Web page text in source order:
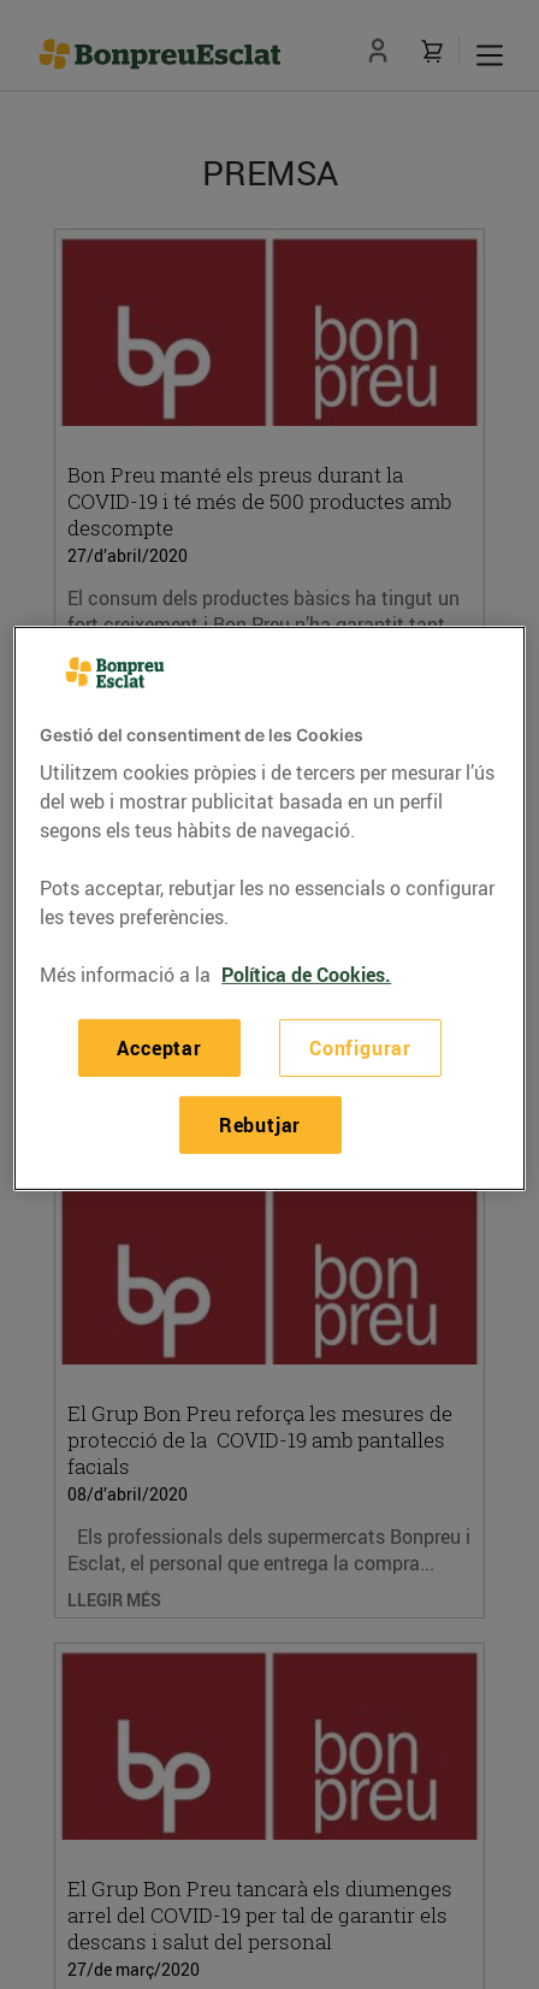
PREMSA
Bon Preu manté els preus durant la
COVID-19 i té més de 500 productes amb
descompte
27/d’abril/2020
El consum dels productes bàsics ha tingut un
fort creixement i Bon Preu n’ha garantit tant...
LLEGIR MÉS
l’abast dels seus treballadors/es.
Bon Preu pretén ajudar als seus treballadors/es
i famílies a fer front a les necessitats...
El Grup Bon Preu reforça les mesures de
protecció de la COVID-19 amb pantalles
facials
08/d’abril/2020
Els professionals dels supermercats Bonpreu i
Esclat, el personal que entrega la compra...
LLEGIR MÉS
El Grup Bon Preu tancarà els diumenges
arrel del COVID-19 per tal de garantir els
descans i salut del personal
27/de març/2020
Gestió del consentiment de les Cookies
Utilitzem cookies pròpies i de tercers per mesurar l’ús
del web i mostrar publicitat basada en un perfil
segons els teus hàbits de navegació.
Pots acceptar, rebutjar les no essencials o configurar
les teves preferències.
Més informació a la Política de Cookies.
Configurar
Rebutjar
Acceptar